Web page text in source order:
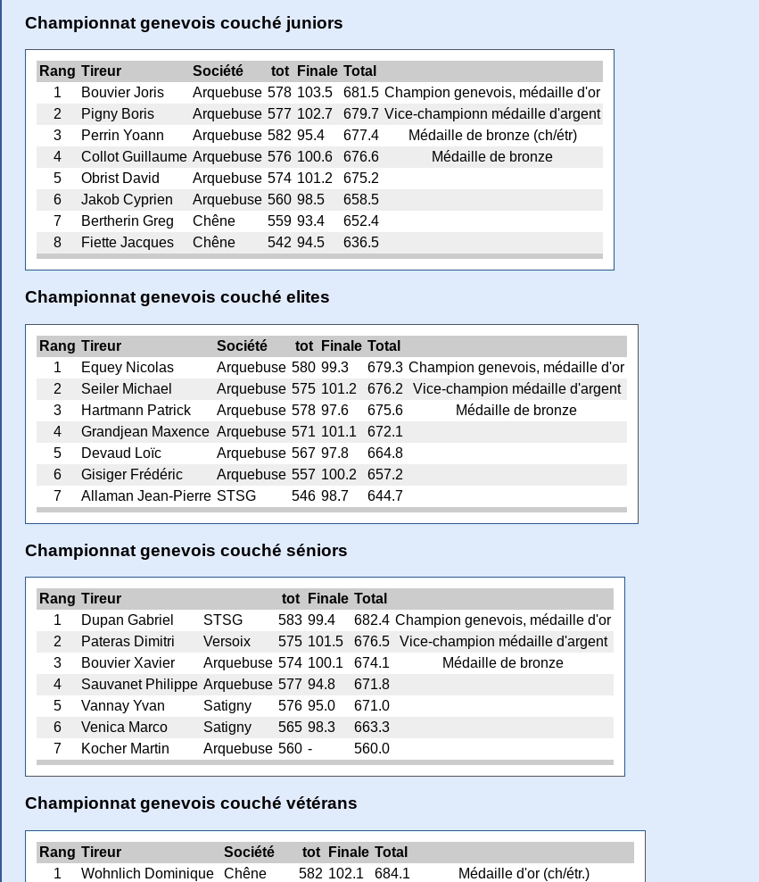
Championnat genevois couché juniors
Rang Tireur Société tot Finale Total
1
Bouvier Joris Arquebuse 578 103.5 681.5 Champion genevois, médaille d'or
2
Pigny Boris Arquebuse 577 102.7 679.7 Vice-championn médaille d'argent
3
Perrin Yoann Arquebuse 582 95.4 677.4
Médaille de bronze (ch/étr)
4
Collot Guillaume Arquebuse 576 100.6 676.6
Médaille de bronze
5
Obrist David Arquebuse 574 101.2
675.2
6
Jakob Cyprien Arquebuse 560 98.5
658.5
7
Bertherin Greg Chêne 559 93.4
652.4
8
Fiette Jacques Chêne 542 94.5 636.5
Championnat genevois couché elites
Rang Tireur Société tot Finale Total
1
Equey Nicolas Arquebuse 580 99.3 679.3 Champion genevois, médaille d'or
2
Seiler Michael Arquebuse 575 101.2 676.2
Vice-champion médaille d'argent
3
Hartmann Patrick Arquebuse 578 97.6 675.6
Médaille de bronze
4
Grandjean Maxence Arquebuse 571 101.1
672.1
5
Devaud Loïc Arquebuse 567 97.8
664.8
6
Gisiger Frédéric Arquebuse 557 100.2
657.2
7
Allaman Jean-Pierre STSG 546 98.7 644.7
Championnat genevois couché séniors
Rang Tireur tot Finale Total
1
Dupan Gabriel STSG 583 99.4 682.4 Champion genevois, médaille d'or
2
Pateras Dimitri Versoix 575 101.5 676.5
Vice-champion médaille d'argent
3
Bouvier Xavier Arquebuse 574 100.1 674.1
Médaille de bronze
4
Sauvanet Philippe Arquebuse 577 94.8
671.8
5
Vannay Yvan Satigny 576 95.0
671.0
6
Venica Marco Satigny 565 98.3
663.3
7
Kocher Martin Arquebuse 560 - 560.0
Championnat genevois couché vétérans
Rang Tireur Société tot Finale Total
1
Wohnlich Dominique Chêne 582 102.1 684.1
Médaille d'or (ch/étr.)